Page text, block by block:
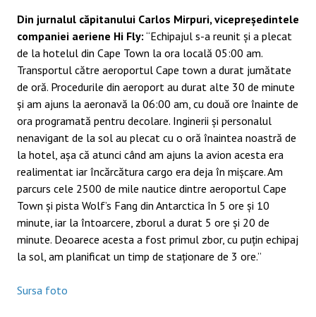
Din jurnalul căpitanului Carlos Mirpuri, vicepreședintele
companiei aeriene Hi Fly: “Echipajul s-a reunit și a plecat
de la hotelul din Cape Town la ora locală 05:00 am.
Transportul către aeroportul Cape town a durat jumătate
de oră. Procedurile din aeroport au durat alte 30 de minute
și am ajuns la aeronavă la 06:00 am, cu două ore înainte de
ora programată pentru decolare. Inginerii și personalul
nenavigant de la sol au plecat cu o oră înaintea noastră de
la hotel, așa că atunci când am ajuns la avion acesta era
realimentat iar încărcătura cargo era deja în mișcare. Am
parcurs cele 2500 de mile nautice dintre aeroportul Cape
Town și pista Wolf’s Fang din Antarctica în 5 ore și 10
minute, iar la întoarcere, zborul a durat 5 ore și 20 de
minute. Deoarece acesta a fost primul zbor, cu puțin echipaj
la sol, am planificat un timp de staționare de 3 ore.”
Sursa foto